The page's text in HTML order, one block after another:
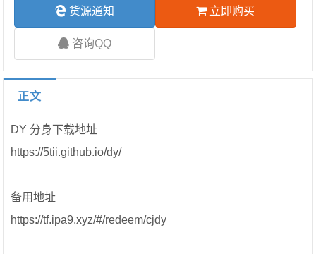
货源通知 立即购买
咨询QQ
正文
DY 分身下载地址
https://5tii.github.io/dy/
备用地址
https://tf.ipa9.xyz/#/redeem/cjdy